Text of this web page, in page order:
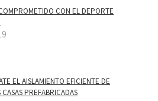
CON EL DEPORTE
EL AISLAMIENTO EFICIENTE DE
CASAS PREFABRICADAS